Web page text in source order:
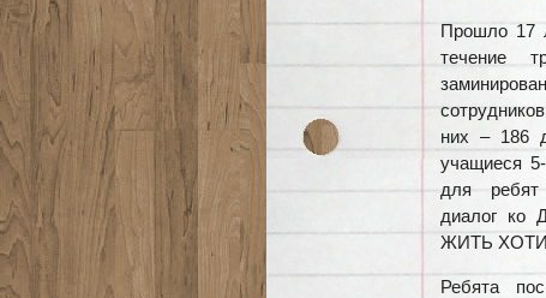
Прошло 17
течение
них – 186
учащиеся
для ребят
диалог ко
ЖИТЬ
Ребята